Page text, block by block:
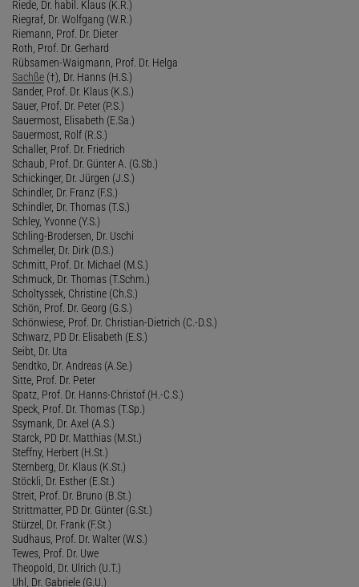
Riede, Dr. habil. Klaus (K.R.)
Riegraf, Dr. Wolfgang (W.R.)
Riemann, Prof. Dr. Dieter
Roth, Prof. Dr. Gerhard
Rübsamen-Waigmann, Prof. Dr. Helga
Sachße (†), Dr. Hanns (H.S.)
Sander, Prof. Dr. Klaus (K.S.)
Sauer, Prof. Dr. Peter (P.S.)
Sauermost, Elisabeth (E.Sa.)
Sauermost, Rolf (R.S.)
Schaller, Prof. Dr. Friedrich
Schaub, Prof. Dr. Günter A. (G.Sb.)
Schickinger, Dr. Jürgen (J.S.)
Schindler, Dr. Franz (F.S.)
Schindler, Dr. Thomas (T.S.)
Schley, Yvonne (Y.S.)
Schling-Brodersen, Dr. Uschi
Schmeller, Dr. Dirk (D.S.)
Schmitt, Prof. Dr. Michael (M.S.)
Schmuck, Dr. Thomas (T.Schm.)
Scholtyssek, Christine (Ch.S.)
Schön, Prof. Dr. Georg (G.S.)
Schönwiese, Prof. Dr. Christian-Dietrich (C.-D.S.)
Schwarz, PD Dr. Elisabeth (E.S.)
Seibt, Dr. Uta
Sendtko, Dr. Andreas (A.Se.)
Sitte, Prof. Dr. Peter
Spatz, Prof. Dr. Hanns-Christof (H.-C.S.)
Speck, Prof. Dr. Thomas (T.Sp.)
Ssymank, Dr. Axel (A.S.)
Starck, PD Dr. Matthias (M.St.)
Steffny, Herbert (H.St.)
Sternberg, Dr. Klaus (K.St.)
Stöckli, Dr. Esther (E.St.)
Streit, Prof. Dr. Bruno (B.St.)
Strittmatter, PD Dr. Günter (G.St.)
Stürzel, Dr. Frank (F.St.)
Sudhaus, Prof. Dr. Walter (W.S.)
Tewes, Prof. Dr. Uwe
Theopold, Dr. Ulrich (U.T.)
Uhl, Dr. Gabriele (G.U.)